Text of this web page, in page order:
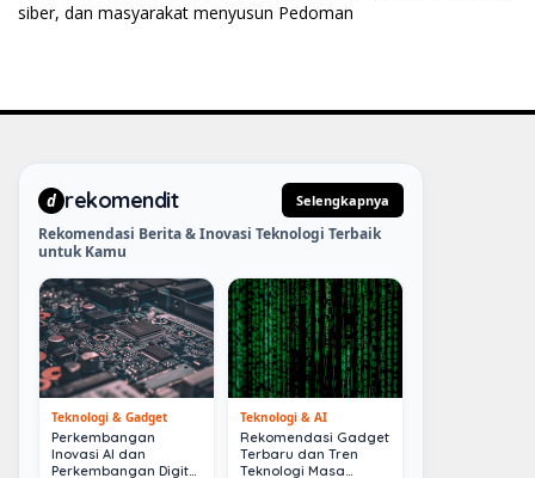
siber, dan masyarakat menyusun Pedoman
d rekomendit Selengkapnya
Rekomendasi Berita & Inovasi Teknologi Terbaik
untuk Kamu
Teknologi & Gadget
Perkembangan
Inovasi AI dan
Perkembangan Digital
Teknologi & AI
Rekomendasi Gadget
Terbaru dan Tren
Teknologi Masa